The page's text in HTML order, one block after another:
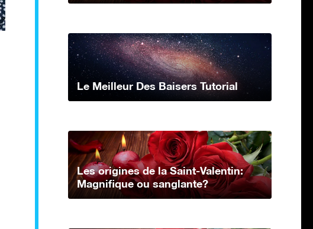
Le Meilleur Des Baisers Tutorial
Les origines de la Saint-Valentin:
Magnifique ou sanglante?